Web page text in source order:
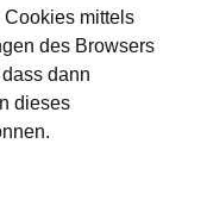
mittels
des Browsers
dann
dieses